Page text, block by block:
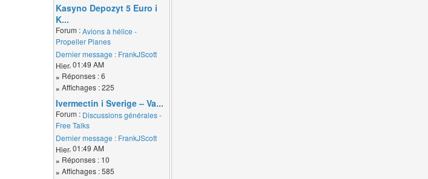
Kasyno Depozyt 5 Euro i
K...
Forum :Avions à hélice -
Propeller Planes
Dernier message : FrankJScott
Hier, 01:49 AM
» Réponses : 6
» Affichages : 225
Ivermectin i Sverige – Va...
Forum : Discussions générales -
Free Talks
Dernier message : FrankJScott
Hier, 01:49 AM
» Réponses : 10
» Affichages : 585